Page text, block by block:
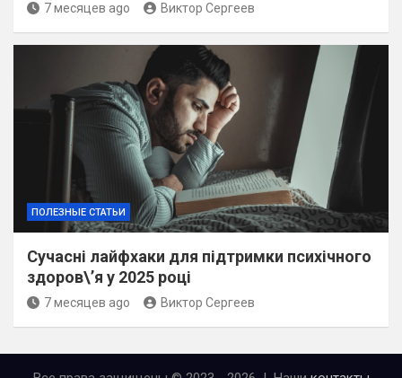
7 месяцев ago Виктор Сергеев
ПОЛЕЗНЫЕ СТАТЬИ
Сучасні лайфхаки для підтримки психічного
здоров\’я у 2025 році
7 месяцев ago Виктор Сергеев